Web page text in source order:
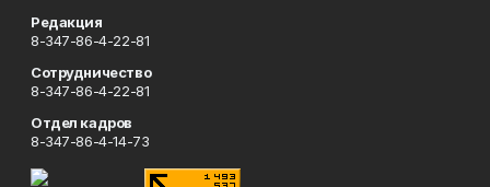
Редакция
8-347-86-4-22-81
Сотрудничество
8-347-86-4-22-81
Отдел кадров
8-347-86-4-14-73